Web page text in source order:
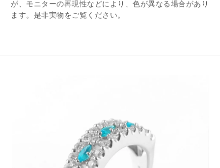
が、モニターの再現性などにより、色が異なる場合があり
ます。是非実物をご覧ください。